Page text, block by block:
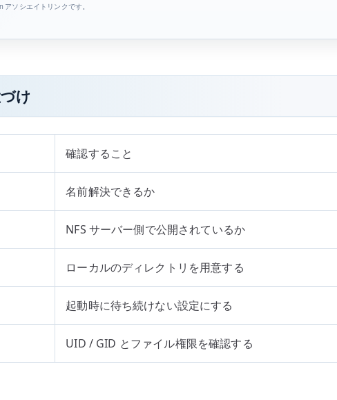
アソシエイトリンクです。
け
確認すること
名前解決できるか
NFS サーバー側で公開されているか
ローカルのディレクトリを用意する
起動時に待ち続けない設定にする
UID / GID とファイル権限を確認する